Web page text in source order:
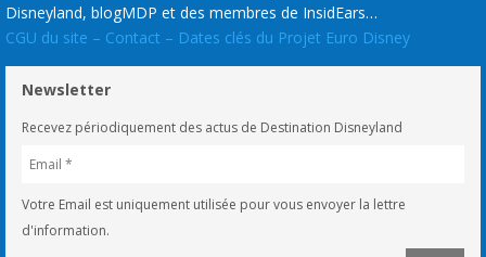
Disneyland, blogMDP et des membres de InsidEars…
CGU du site – Contact – Dates clés du Projet Euro Disney
Newsletter
Recevez périodiquement des actus de Destination Disneyland
Votre Email est uniquement utilisée pour vous envoyer la lettre
d'information.